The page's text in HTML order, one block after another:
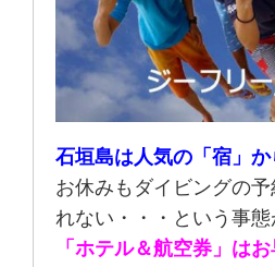
石垣島は人気の「宿」
お休みもダイビングの
れない・・・という事態
「ホテル＆航空券」は